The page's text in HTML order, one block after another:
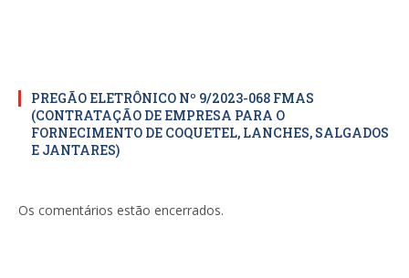
PREGÃO ELETRÔNICO Nº 9/2023-068 FMAS
(CONTRATAÇÃO DE EMPRESA PARA O
FORNECIMENTO DE COQUETEL, LANCHES, SALGADOS
E JANTARES)
Os comentários estão encerrados.